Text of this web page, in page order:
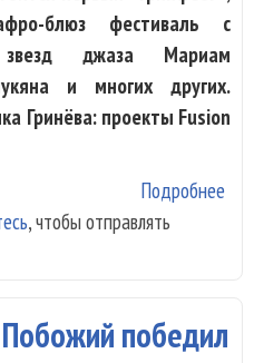
блюз фестиваль с
звезд джаза Мариам
и многих других.
Гринёва: проекты Fusion
Подробнее
, чтобы отправлять
Побожий победил